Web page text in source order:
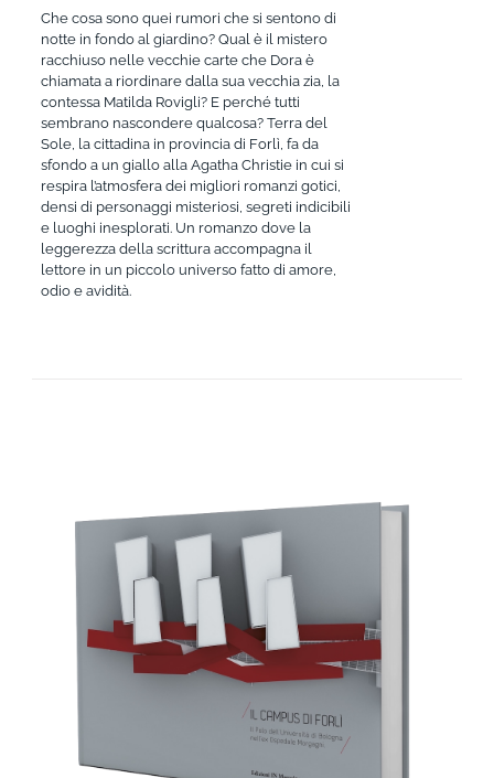
Che cosa sono quei rumori che si sentono di
notte in fondo al giardino? Qual è il mistero
racchiuso nelle vecchie carte che Dora è
chiamata a riordinare dalla sua vecchia zia, la
contessa Matilda Rovigli? E perché tutti
sembrano nascondere qualcosa? Terra del
Sole, la cittadina in provincia di Forlì, fa da
sfondo a un giallo alla Agatha Christie in cui si
respira l’atmosfera dei migliori romanzi gotici,
densi di personaggi misteriosi, segreti indicibili
e luoghi inesplorati. Un romanzo dove la
leggerezza della scrittura accompagna il
lettore in un piccolo universo fatto di amore,
odio e avidità.
AGGIUNGI AL CARRELLO /